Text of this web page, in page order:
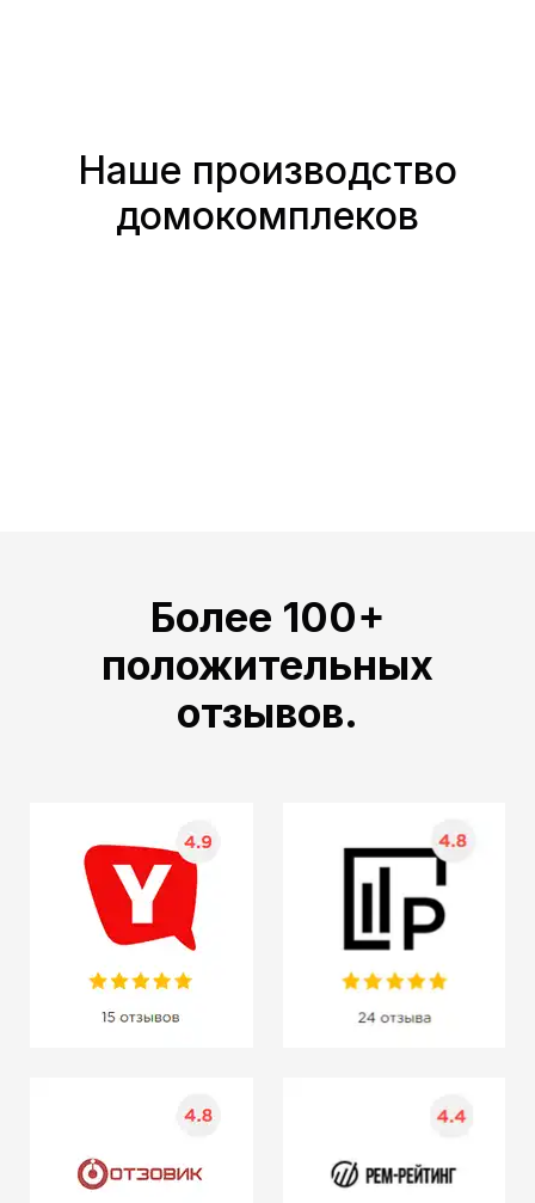
Наше производство
домокомплеков
Более 100+
положительных
отзывов.